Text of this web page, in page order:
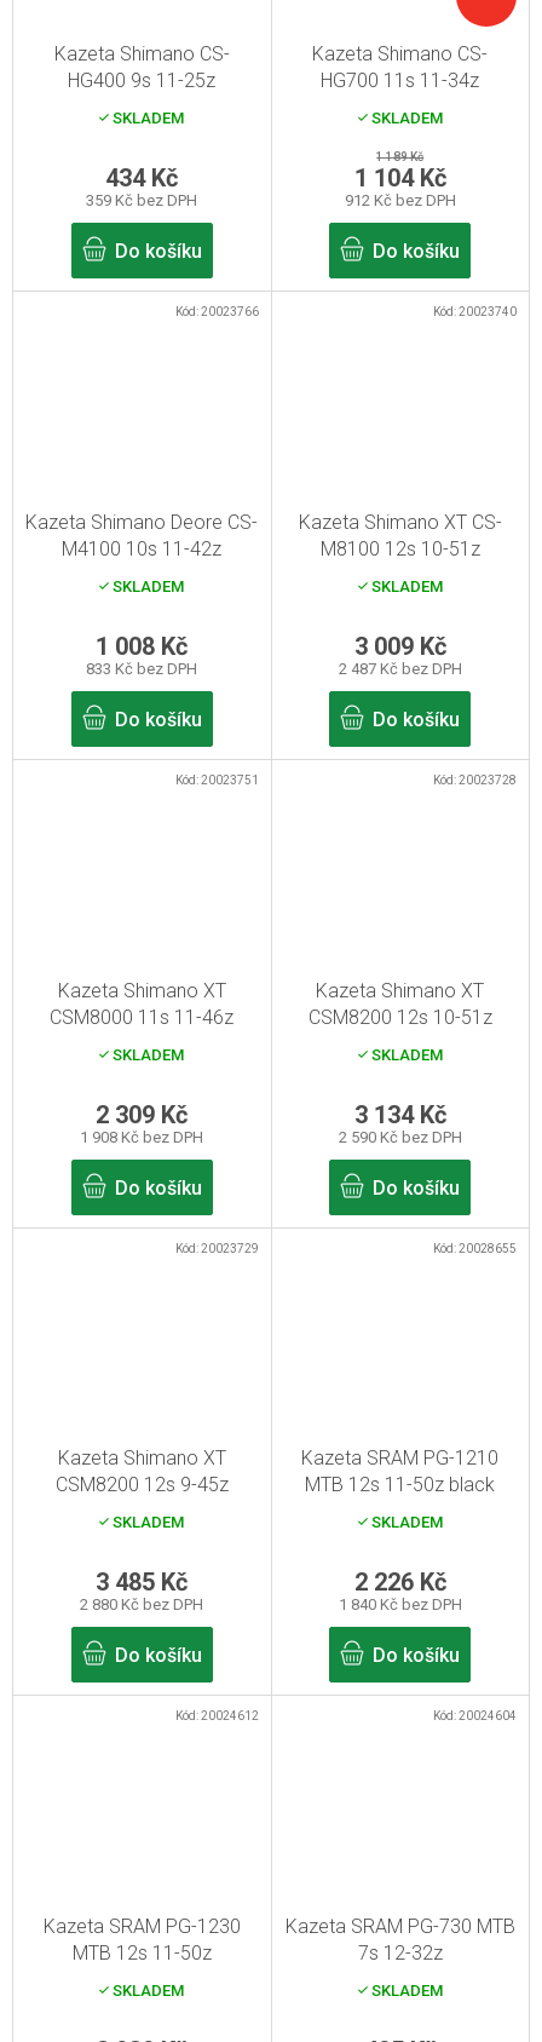
Kazeta Shimano CS-
HG400 9s 11-25z
SKLADEM
359 Kč bez DPH
434 Kč
Do košíku
Kazeta Shimano CS-
HG700 11s 11-34z
SKLADEM
1 189 Kč
912 Kč bez DPH
1 104 Kč
Do košíku
Kazeta Shimano Deore CS-
M4100 10s 11-42z
SKLADEM
833 Kč bez DPH
1 008 Kč
Do košíku
Kód:20023766
Kazeta Shimano XT CS-
M8100 12s 10-51z
SKLADEM
2 487 Kč bez DPH
3 009 Kč
Do košíku
Kód:20023740
Kazeta Shimano XT
CSM8000 11s 11-46z
SKLADEM
1 908 Kč bez DPH
2 309 Kč
Do košíku
Kód:20023751
Kazeta Shimano XT
CSM8200 12s 10-51z
SKLADEM
2 590 Kč bez DPH
3 134 Kč
Do košíku
Kód:20023728
Kazeta Shimano XT
CSM8200 12s 9-45z
SKLADEM
2 880 Kč bez DPH
3 485 Kč
Do košíku
Kód:20023729
Kazeta SRAM PG-1210
MTB 12s 11-50z black
SKLADEM
1 840 Kč bez DPH
2 226 Kč
Do košíku
Kód:20028655
Kazeta SRAM PG-1230
MTB 12s 11-50z
SKLADEM
Kód:20024612
Kazeta SRAM PG-730 MTB
7s 12-32z
SKLADEM
Kód:20024604